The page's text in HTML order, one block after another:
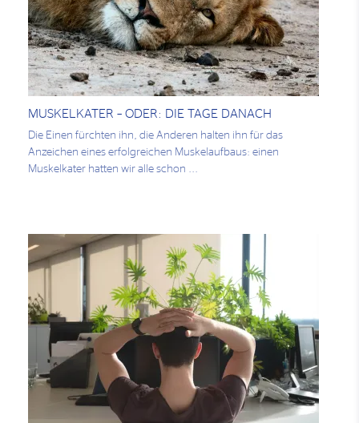
MUSKELKATER – ODER: DIE TAGE DANACH
Die Einen fürchten ihn, die Anderen halten ihn für das
Anzeichen eines erfolgreichen Muskelaufbaus: einen
Muskelkater hatten wir alle schon ...